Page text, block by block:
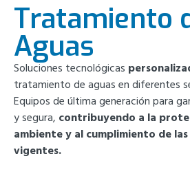
Tratamiento
Aguas
Soluciones tecnológicas
tratamiento de aguas en diferentes
Equipos de última generación para
y segura, contribuyendo a la
ambiente y al cumplimiento de
vigentes.